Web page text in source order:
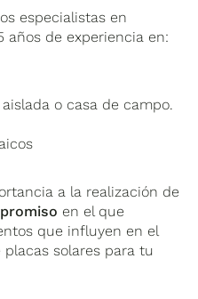
especialistas en
años de experiencia en:
o casa de campo.
a la realización de
en el que
que influyen en el
solares para tu